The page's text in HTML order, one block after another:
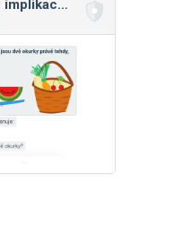
Ovoce a zelenina: implikace a ekvivalence